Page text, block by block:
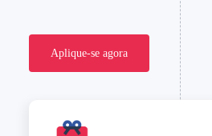
Aplique-se agora